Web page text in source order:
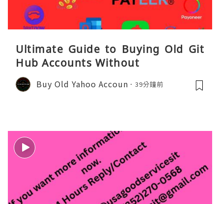
Ultimate Guide to Buying Old Git
Hub Accounts Without
Buy Old Yahoo Accoun 39分鐘前